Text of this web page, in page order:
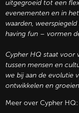
uitgegroeid tot een
evenementen en in
waarden,
having fun – vormen
Cypher HQ staat voor
tussen mensen en
we bij aan de evolutie
ontwikkelen en
Meer over Cypher HQ: